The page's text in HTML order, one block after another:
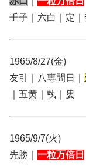
壬子｜六白｜定｜
1965/8/27(金)
友引｜八専間日｜
｜五黄｜執｜婁
1965/9/7(火)
先勝｜ 一粒万倍日